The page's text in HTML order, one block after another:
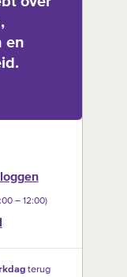
en
–‍ 12:00)
terug